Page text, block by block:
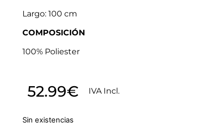
Largo: 100 cm
COMPOSICIÓN
100% Poliester
52.99€ IVA Incl.
Sin existencias